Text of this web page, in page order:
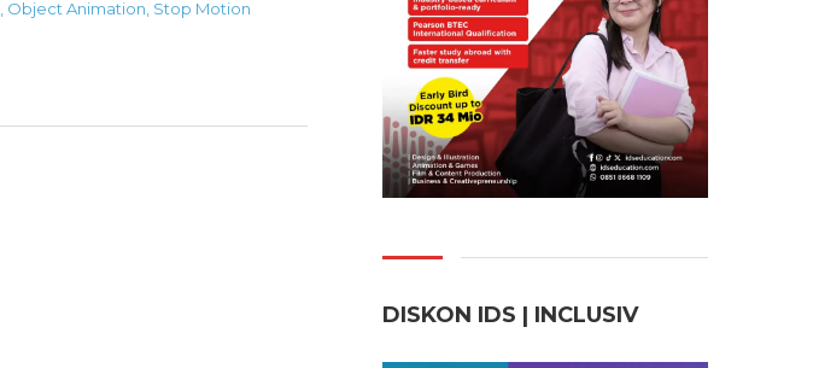
, Object Animation, Stop Motion
DISKON IDS | INCLUSIV